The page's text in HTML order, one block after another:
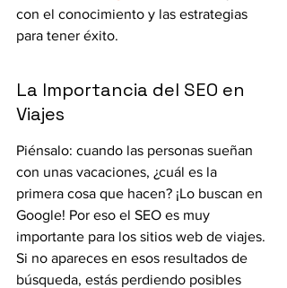
con el conocimiento y las estrategias
para tener éxito.
La Importancia del SEO en
Viajes
Piénsalo: cuando las personas sueñan
con unas vacaciones, ¿cuál es la
primera cosa que hacen? ¡Lo buscan en
Google! Por eso el SEO es muy
importante para los sitios web de viajes.
Si no apareces en esos resultados de
búsqueda, estás perdiendo posibles